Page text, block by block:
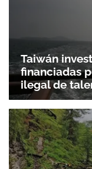
Taiwán
financiadas
ilegal de